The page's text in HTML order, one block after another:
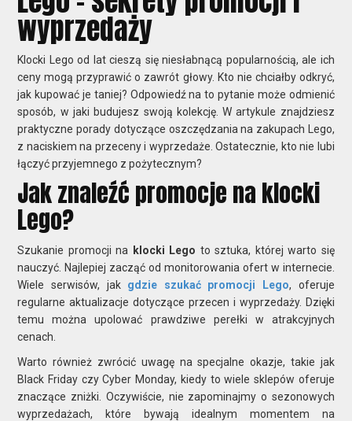
wyprzedaży
Klocki Lego od lat cieszą się niesłabnącą popularnością, ale ich
ceny mogą przyprawić o zawrót głowy. Kto nie chciałby odkryć,
jak kupować je taniej? Odpowiedź na to pytanie może odmienić
sposób, w jaki budujesz swoją kolekcję. W artykule znajdziesz
praktyczne porady dotyczące oszczędzania na zakupach Lego,
z naciskiem na przeceny i wyprzedaże. Ostatecznie, kto nie lubi
łączyć przyjemnego z pożytecznym?
Jak znaleźć promocje na klocki
Lego?
Szukanie promocji na klocki Lego to sztuka, której warto się
nauczyć. Najlepiej zacząć od monitorowania ofert w internecie.
Wiele serwisów, jak gdzie szukać promocji Lego, oferuje
regularne aktualizacje dotyczące przecen i wyprzedaży. Dzięki
temu można upolować prawdziwe perełki w atrakcyjnych
cenach.
Warto również zwrócić uwagę na specjalne okazje, takie jak
Black Friday czy Cyber Monday, kiedy to wiele sklepów oferuje
znaczące zniżki. Oczywiście, nie zapominajmy o sezonowych
wyprzedażach, które bywają idealnym momentem na